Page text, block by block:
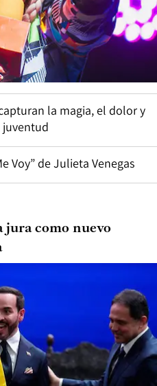
la magia, el dolor y
juventud
Voy” de Julieta Venegas
jura como nuevo